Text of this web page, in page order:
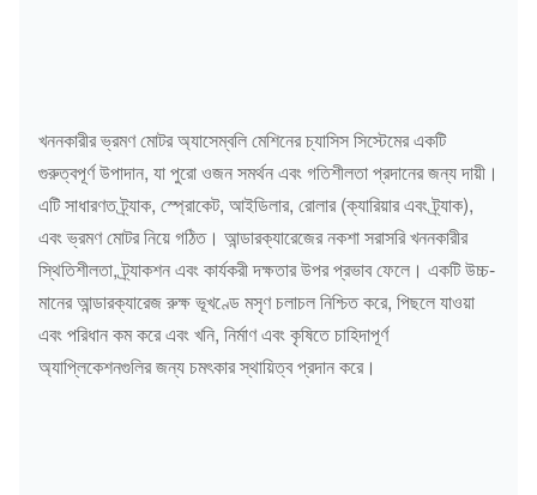
খননকারীর ভ্রমণ মোটর অ্যাসেম্বলি মেশিনের চ্যাসিস সিস্টেমের একটি
গুরুত্বপূর্ণ উপাদান, যা পুরো ওজন সমর্থন এবং গতিশীলতা প্রদানের জন্য দায়ী।
এটি সাধারণত ট্র্যাক, স্প্রোকেট, আইডিলার, রোলার (ক্যারিয়ার এবং ট্র্যাক),
এবং ভ্রমণ মোটর নিয়ে গঠিত। আন্ডারক্যারেজের নকশা সরাসরি খননকারীর
স্থিতিশীলতা, ট্র্যাকশন এবং কার্যকরী দক্ষতার উপর প্রভাব ফেলে। একটি উচ্চ-
মানের আন্ডারক্যারেজ রুক্ষ ভূখণ্ডে মসৃণ চলাচল নিশ্চিত করে, পিছলে যাওয়া
এবং পরিধান কম করে এবং খনি, নির্মাণ এবং কৃষিতে চাহিদাপূর্ণ
অ্যাপ্লিকেশনগুলির জন্য চমৎকার স্থায়িত্ব প্রদান করে।